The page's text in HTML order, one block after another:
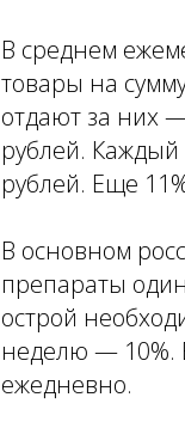
В среднем
товары на
отдают за них
рублей.
рублей. Еще
В основном
препараты
острой
неделю — 10%.
ежедневно.